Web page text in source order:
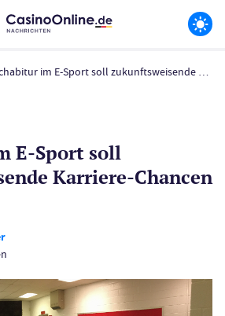
im E-Sport soll zukunftsweisende Karriere-Chancen bieten
E-Sport soll
Karriere-Chancen